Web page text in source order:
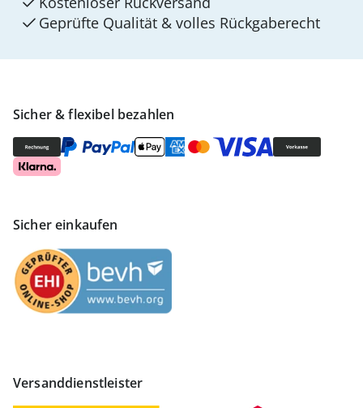
Sicher & flexibel bezahlen
Sicher einkaufen
Versanddienstleister
Geprüfte Qualität & volles Rückgaberecht